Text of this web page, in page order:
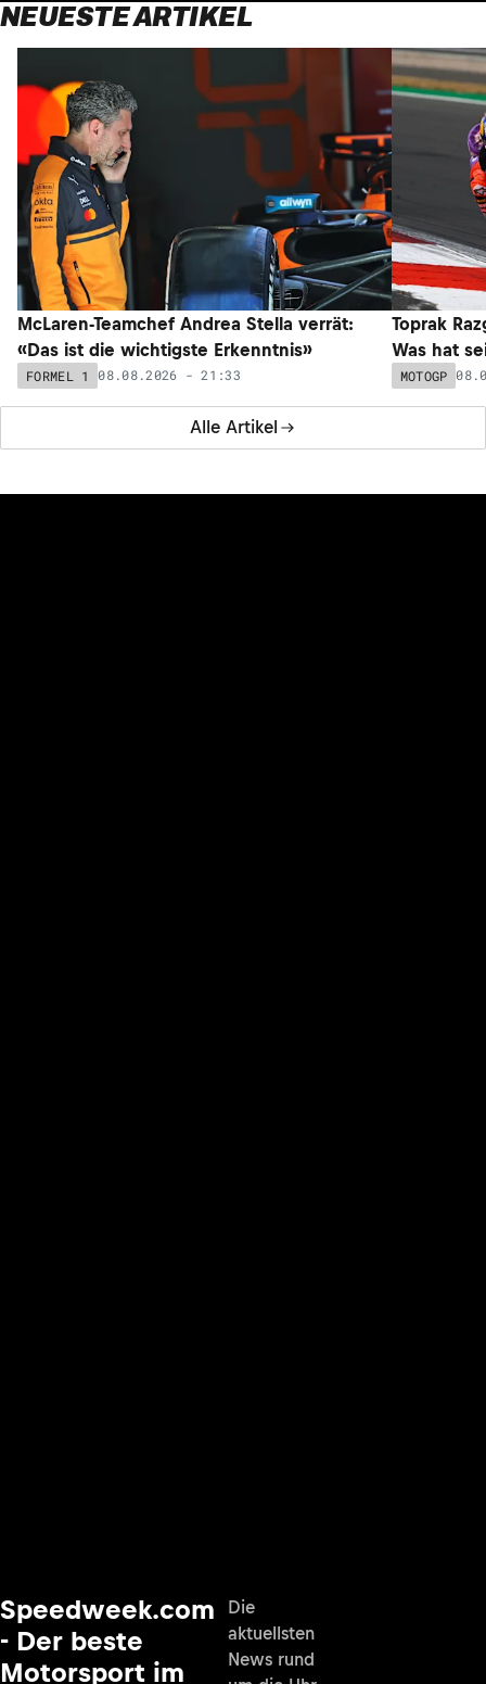
NEUESTE ARTIKEL
Alle Artikel
McLaren-Teamchef Andrea Stella verrät:
«Das ist die wichtigste Erkenntnis»
FORMEL 1 08.08.2026 - 21:33
Toprak
Was hat
MOTOGP
Speedweek.com
- Der beste
Motorsport im
Die
aktuellsten
News rund